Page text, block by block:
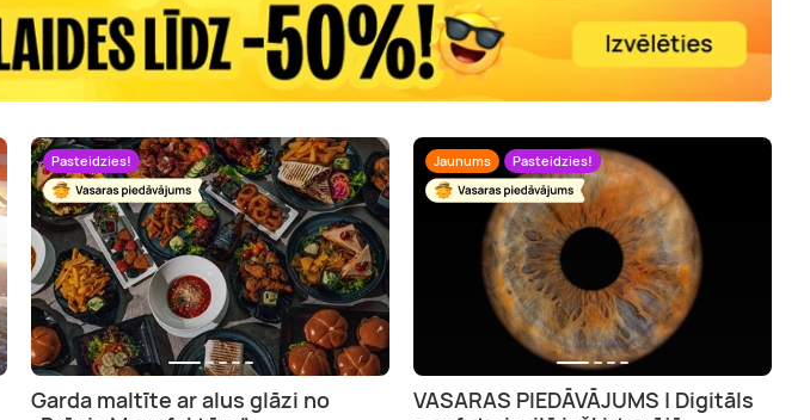
Pasteidzies!
Garda maltīte ar alus glāzi no
Jaunums Pasteidzies!
VASARAS PIEDĀVĀJUMS | Digitāls